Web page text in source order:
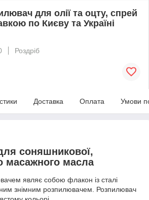
для олії та оцту, спрей
по Києву та Україні
Роздріб
Доставка Оплата Умови
соняшникової,
масажного масла
являє собою флакон із сталі
знімним розпилювачем. Розпилювач